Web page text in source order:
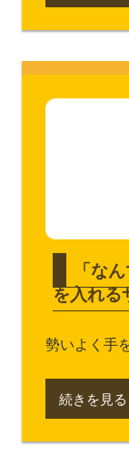
「な
を入れる
勢いよく手
続きを見る